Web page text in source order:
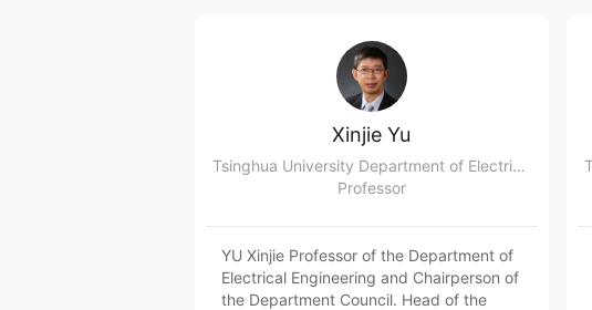
Xinjie Yu
Tsinghua University Department of Electrical Engineering
Professor
YU Xinjie Professor of the Department of
Electrical Engineering and Chairperson of
the Department Council. Head of the